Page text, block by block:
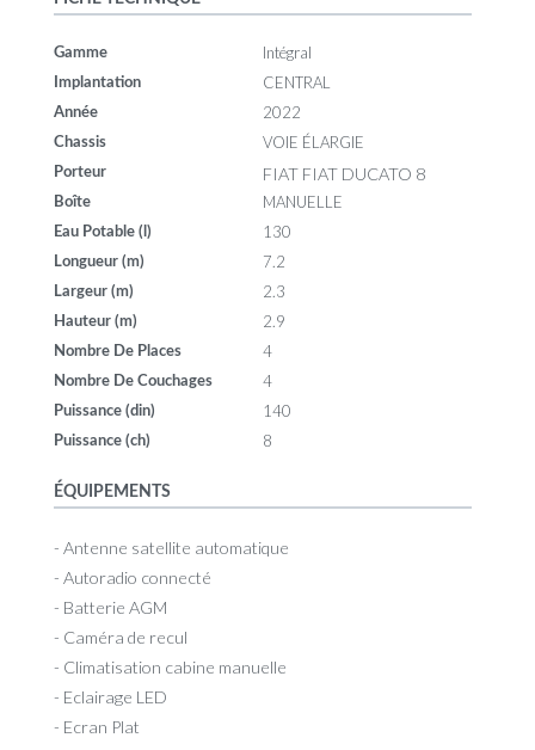
Gamme Intégral
Implantation CENTRAL
Année 2022
Chassis VOIE ÉLARGIE
Porteur FIAT FIAT DUCATO 8
Boîte MANUELLE
Eau Potable (l) 130
Longueur (m) 7.2
Largeur (m) 2.3
Hauteur (m) 2.9
Nombre De Places 4
Nombre De Couchages 4
Puissance (din) 140
Puissance (ch) 8
ÉQUIPEMENTS
- Antenne satellite automatique
- Autoradio connecté
- Batterie AGM
- Caméra de recul
- Climatisation cabine manuelle
- Eclairage LED
- Ecran Plat